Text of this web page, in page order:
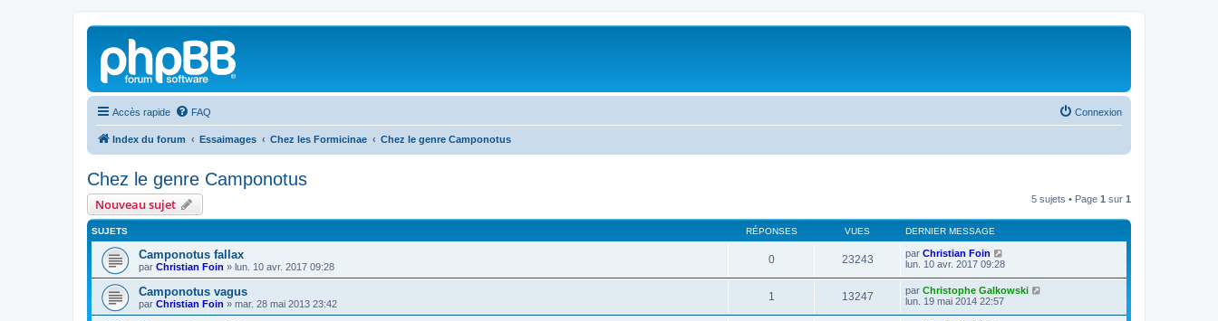
Accès rapide FAQ Connexion
Index du forum Essaimages Chez les Formicinae Chez le genre Camponotus
Chez le genre Camponotus
Nouveau sujet 5 sujets • Page 1 sur 1
SUJETS RÉPONSES VUES DERNIER MESSAGE
Camponotus fallax
par Christian Foin » lun. 10 avr. 2017 09:28
0 23243 par Christian Foin
lun. 10 avr. 2017 09:28
Camponotus vagus
par Christian Foin » mar. 28 mai 2013 23:42
1 13247 par Christophe Galkowski
lun. 19 mai 2014 22:57